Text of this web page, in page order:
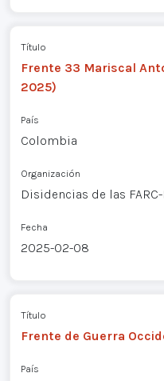
Título
Frente 33 Mariscal
2025)
País
Colombia
Organización
Disidencias de las FARC-
Fecha
2025-02-08
Título
Frente de Guerra
País